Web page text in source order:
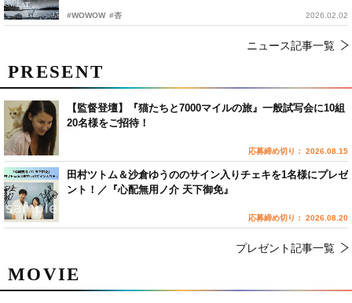
#WOWOW #杏 2026.02.02
ニュース記事一覧
MOVIE
PRESENT
【監督登壇】『猫たちと7000マイルの旅』一般試写会に10組
20名様をご招待！
応募締め切り： 2026.08.15
田村ツトム＆沙倉ゆうののサイン入りチェキを1名様にプレゼ
ント！／『心配無用ノ介 天下御免』
応募締め切り： 2026.08.20
プレゼント記事一覧